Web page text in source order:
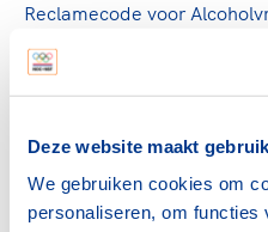
Deze website maakt
We gebruiken cookies om
personaliseren, om functies
Reclamecode voor
(RvAAB).
of alleen tijdens feesten en
sportvereniging een